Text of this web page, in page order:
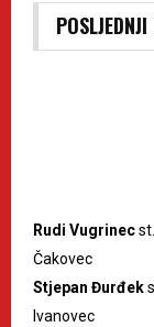
Rudi Vugrinec
Čakovec
Stjepan Đurđek
Ivanovec